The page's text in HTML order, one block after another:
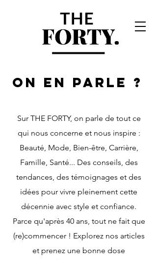
ON EN PARLE ?
Sur THE FORTY, on parle de tout ce
qui nous concerne et nous inspire :
Beauté, Mode, Bien-être, Carrière,
Famille, Santé... Des conseils, des
tendances, des témoignages et des
idées pour vivre pleinement cette
décennie avec style et confiance.
Parce qu'après 40 ans, tout ne fait que
(re)commencer ! Explorez nos articles
et prenez une bonne dose